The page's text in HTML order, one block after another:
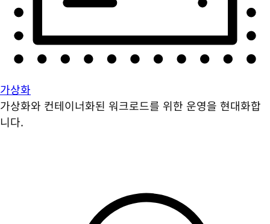
가상화
가상화와 컨테이너화된 워크로드를 위한 운영을 현대화합
니다.